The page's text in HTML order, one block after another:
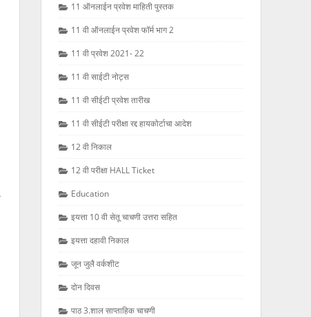
11 ऑनलाईन प्रवेश माहिती पुस्तक
11 वी ऑनलाईन प्रवेश फॉर्म भाग 2
11 वी प्रवेश 2021- 22
11 वी साईटी नोट्स
11 वी सीईटी प्रवेश तारीख
11 वी सीईटी परीक्षा रद्द हायकोर्टाचा आदेश
12 वी निकाल
12 वी परीक्षा HALL Ticket
Education
इयत्ता 10 वी सेतू चाचणी उत्तरा सहित
इयत्ता दहावी निकाल
जून जुलै वर्कशीट
दोन दिवस
पाठ 3.शाल साप्ताहिक चाचणी